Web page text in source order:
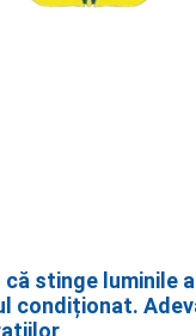
că stinge luminile
condiționat.